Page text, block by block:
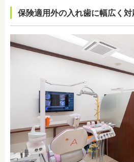
保険適用外の入れ歯に幅広く対